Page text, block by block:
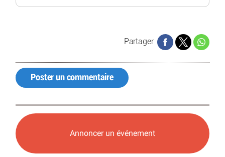
Partager
Poster un commentaire
Annoncer un événement